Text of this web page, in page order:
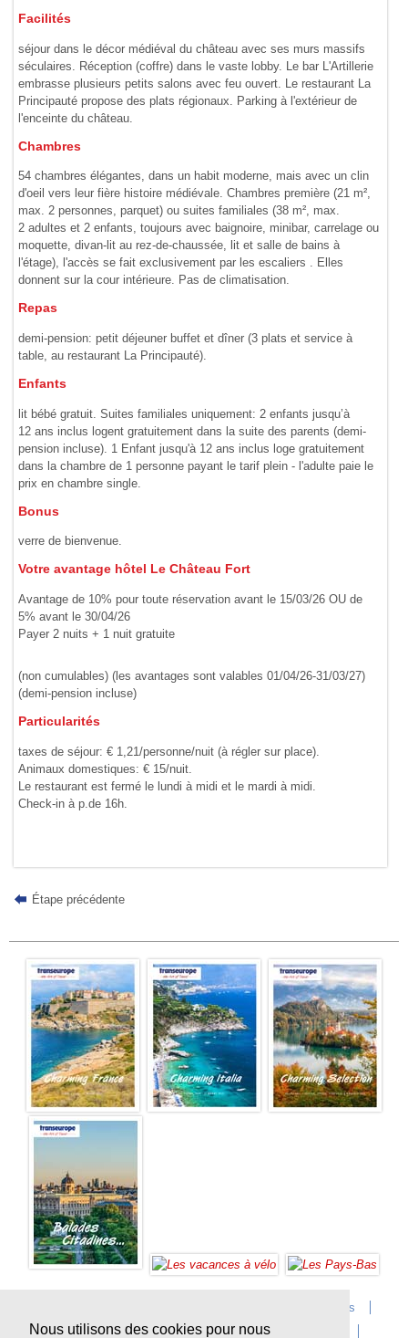
Nous utilisons des cookies pour nous
Facilités
séjour dans le décor médiéval du château avec ses murs massifs
séculaires. Réception (coffre) dans le vaste lobby. Le bar L'Artillerie
embrasse plusieurs petits salons avec feu ouvert. Le restaurant La
Principauté propose des plats régionaux. Parking à l'extérieur de
l'enceinte du château.
Chambres
54 chambres élégantes, dans un habit moderne, mais avec un clin
d'oeil vers leur fière histoire médiévale. Chambres première (21 m²,
max. 2 personnes, parquet) ou suites familiales (38 m², max.
2 adultes et 2 enfants, toujours avec baignoire, minibar, carrelage ou
moquette, divan-lit au rez-de-chaussée, lit et salle de bains à
l'étage), l'accès se fait exclusivement par les escaliers . Elles
donnent sur la cour intérieure. Pas de climatisation.
Repas
demi-pension: petit déjeuner buffet et dîner (3 plats et service à
table, au restaurant La Principauté).
Enfants
lit bébé gratuit. Suites familiales uniquement: 2 enfants jusqu’à
12 ans inclus logent gratuitement dans la suite des parents (demi-
pension incluse). 1 Enfant jusqu'à 12 ans inclus loge gratuitement
dans la chambre de 1 personne payant le tarif plein - l'adulte paie le
prix en chambre single.
Bonus
verre de bienvenue.
Votre avantage hôtel Le Château Fort
Avantage de 10% pour toute réservation avant le 15/03/26 OU de
5% avant le 30/04/26
Payer 2 nuits + 1 nuit gratuite
(non cumulables) (les avantages sont valables 01/04/26-31/03/27)
(demi-pension incluse)
Particularités
taxes de séjour: € 1,21/personne/nuit (à régler sur place).
Animaux domestiques: € 15/nuit.
Le restaurant est fermé le lundi à midi et le mardi à midi.
Check-in à p.de 16h.
Étape précédente
Postes vacants
Contact
Questions? Agences